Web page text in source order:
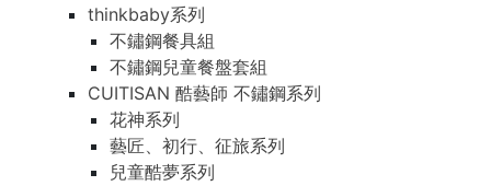
thinkbaby系列
不鏽鋼餐具組
不鏽鋼兒童餐盤套組
CUITISAN 酷藝師 不鏽鋼系列
花神系列
藝匠、初行、征旅系列
兒童酷夢系列